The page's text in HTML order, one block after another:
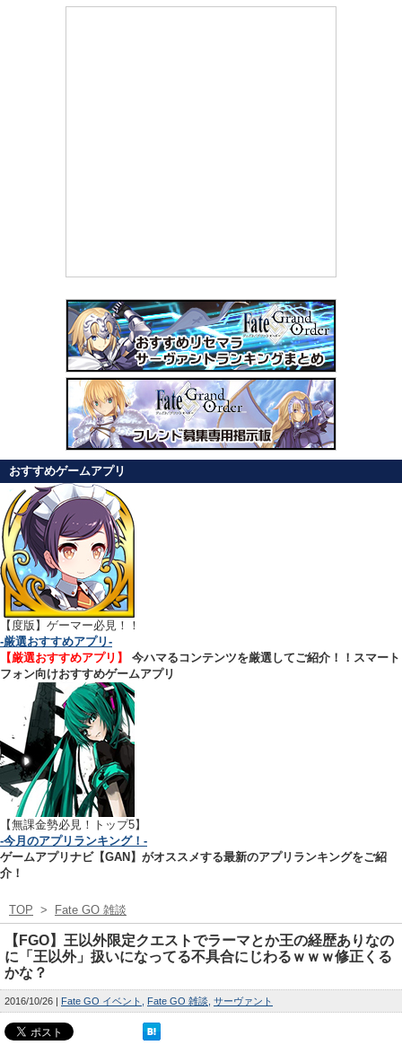
おすすめゲームアプリ
【 度版】ゲーマー必見！！
-厳選おすすめアプリ-
【厳選おすすめアプリ】
今ハマるコンテンツを厳選してご紹介！！スマート
フォン向けおすすめゲームアプリ
【無課金勢必見！トップ5】
-今月のアプリランキング！-
ゲームアプリナビ【GAN】がオススメする最新のアプリランキングをご紹
介！
TOP > Fate GO 雑談
【FGO】王以外限定クエストでラーマとか王の経歴ありなの
に「王以外」扱いになってる不具合にじわるｗｗｗ修正くる
かな？
2016/10/26 Fate GO イベント Fate GO 雑談 サーヴァント